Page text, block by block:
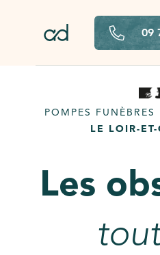
09
POMPES FUNÈBRES
LE LOIR-
Les